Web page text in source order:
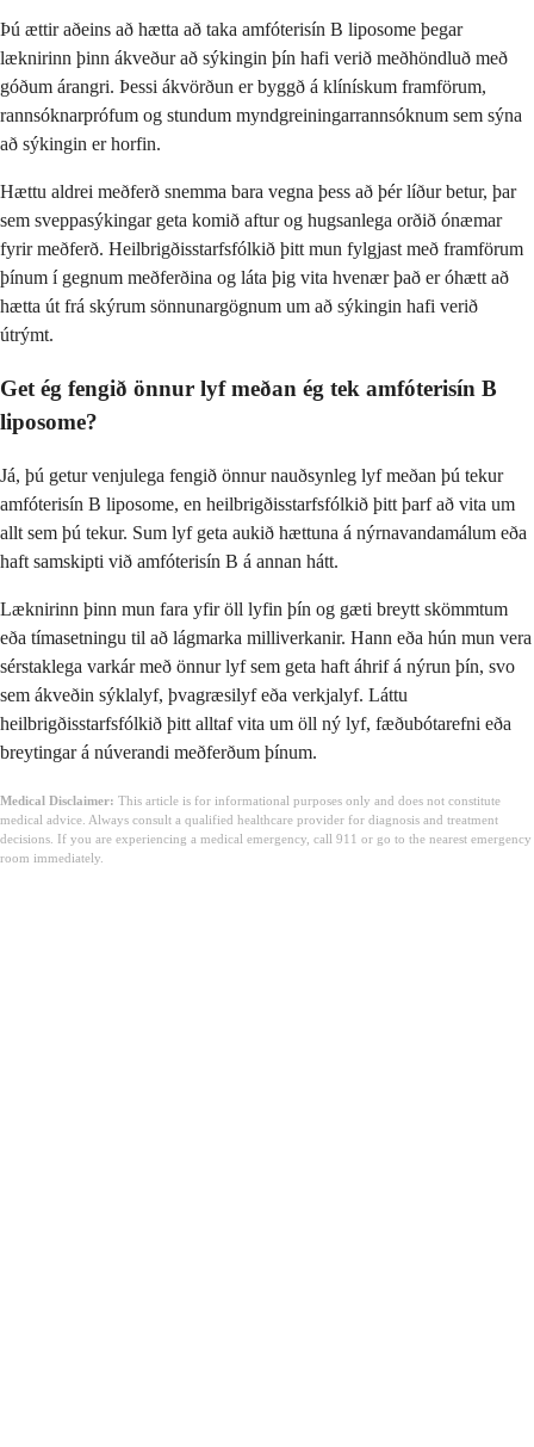
Þú ættir aðeins að hætta að taka amfóterisín B liposome þegar
læknirinn þinn ákveður að sýkingin þín hafi verið meðhöndluð með
góðum árangri. Þessi ákvörðun er byggð á klínískum framförum,
rannsóknarprófum og stundum myndgreiningarrannsóknum sem sýna
að sýkingin er horfin.
Hættu aldrei meðferð snemma bara vegna þess að þér líður betur, þar
sem sveppasýkingar geta komið aftur og hugsanlega orðið ónæmar
fyrir meðferð. Heilbrigðisstarfsfólkið þitt mun fylgjast með framförum
þínum í gegnum meðferðina og láta þig vita hvenær það er óhætt að
hætta út frá skýrum sönnunargögnum um að sýkingin hafi verið
útrýmt.
Get ég fengið önnur lyf meðan ég tek amfóterisín B
liposome?
Já, þú getur venjulega fengið önnur nauðsynleg lyf meðan þú tekur
amfóterisín B liposome, en heilbrigðisstarfsfólkið þitt þarf að vita um
allt sem þú tekur. Sum lyf geta aukið hættuna á nýrnavandamálum eða
haft samskipti við amfóterisín B á annan hátt.
Læknirinn þinn mun fara yfir öll lyfin þín og gæti breytt skömmtum
eða tímasetningu til að lágmarka milliverkanir. Hann eða hún mun vera
sérstaklega varkár með önnur lyf sem geta haft áhrif á nýrun þín, svo
sem ákveðin sýklalyf, þvagræsilyf eða verkjalyf. Láttu
heilbrigðisstarfsfólkið þitt alltaf vita um öll ný lyf, fæðubótarefni eða
breytingar á núverandi meðferðum þínum.
Medical Disclaimer: This article is for informational purposes only and does not constitute
medical advice. Always consult a qualified healthcare provider for diagnosis and treatment
decisions. If you are experiencing a medical emergency, call 911 or go to the nearest emergency
room immediately.